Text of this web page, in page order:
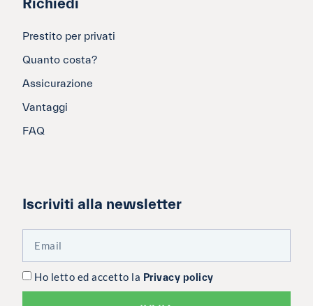
Richiedi
Prestito per privati
Quanto costa?
Assicurazione
Vantaggi
FAQ
Iscriviti alla newsletter
Ho letto ed accetto la Privacy policy